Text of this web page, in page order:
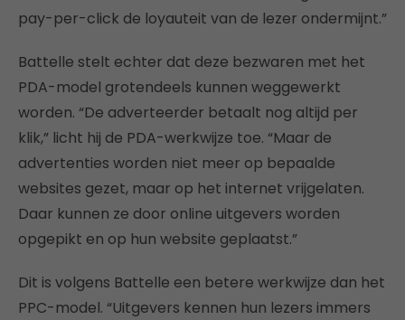
pay-per-click de loyauteit van de lezer ondermijnt.”
Battelle stelt echter dat deze bezwaren met het
PDA-model grotendeels kunnen weggewerkt
worden. “De adverteerder betaalt nog altijd per
klik,” licht hij de PDA-werkwijze toe. “Maar de
advertenties worden niet meer op bepaalde
websites gezet, maar op het internet vrijgelaten.
Daar kunnen ze door online uitgevers worden
opgepikt en op hun website geplaatst.”
Dit is volgens Battelle een betere werkwijze dan het
PPC-model. “Uitgevers kennen hun lezers immers